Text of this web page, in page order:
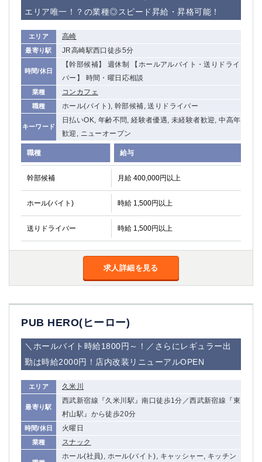
エリア唯一！？の業種◎スピード昇給・昇格可能！
エリア 高崎
最寄り駅 JR高崎駅西口徒歩5分
時間/休日
【幹部候補】 週休制 【ホールアルバイト・送りドライ
バー】 時間・曜日応相談
業種 コンカフェ
職種 ホール(バイト), 幹部候補, 送りドライバー
キーワード
日払いOK, 年齢不問, 経験者優遇, 未経験者歓迎, 中高年
歓迎, ニューオープン
職種 給与
幹部候補 月給 400,000円以上
ホール(バイト) 時給 1,500円以上
送りドライバー 時給 1,500円以上
求人詳細を見る
PUB HERO(ヒーロー)
＼ホールバイト時給1800円～！／さらにレギュラー出
勤は時給2000円！店内改装リニューアルOPEN
エリア 久米川
最寄り駅
西武新宿線『久米川駅』南口徒歩1分／西武新宿線『東
村山駅』から徒歩20分
時間/休日 火曜日
業種 スナック
ホール(社員), ホール(バイト), キャッシャー, キッチン